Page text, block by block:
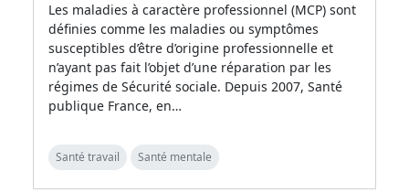
Les maladies à caractère professionnel (MCP) sont
définies comme les maladies ou symptômes
susceptibles d’être d’origine professionnelle et
n’ayant pas fait l’objet d’une réparation par les
régimes de Sécurité sociale. Depuis 2007, Santé
publique France, en…
Santé travail Santé mentale